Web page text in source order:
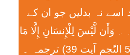
نہ بدلیں جو ان کے
وَأَن لَّيْسَ لِلْإِنسَانِ إِلَّا مَا
سَعَی (سورت 53 النّجم آیت 39) ترجمہ ۔